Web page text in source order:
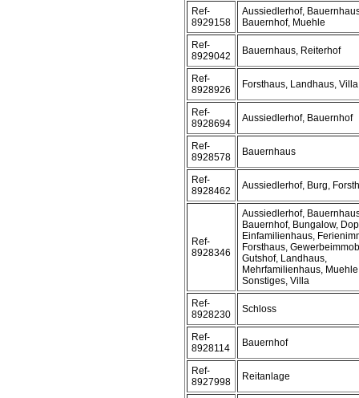
Ref-
8929158
Aussiedlerhof,
Bauernhof, Muehle
Ref-
8929042
Bauernhaus, Reiterhof
Ref-
8928926
Forsthaus, Landhaus, Villa
Ref-
8928694
Aussiedlerhof, Bauernhof
Ref-
8928578
Bauernhaus
Ref-
8928462
Aussiedlerhof, Burg,
Ref-
8928346
Aussiedlerhof,
Bauernhof, Bungalow,
Einfamilienhaus,
Forsthaus,
Gutshof, Landhaus,
Mehrfamilienhaus,
Sonstiges, Villa
Ref-
8928230
Schloss
Ref-
8928114
Bauernhof
Ref-
8927998
Reitanlage